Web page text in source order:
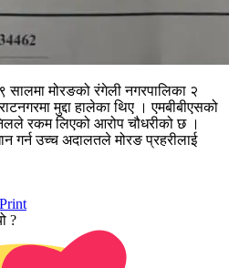
मोरङको रंगेली नगरपालिका २
मुद्दा हालेका थिए । एमबीबीएसको
रकम लिएको आरोप चौधरीको छ ।
गर्न उच्च अदालतले मोरङ प्रहरीलाई
Print
?